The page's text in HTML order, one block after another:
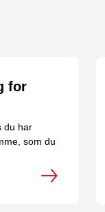
for
du har
som du